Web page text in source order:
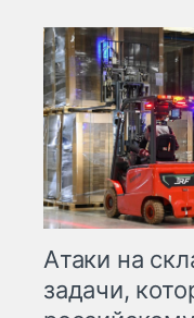
Атаки на
задачи,